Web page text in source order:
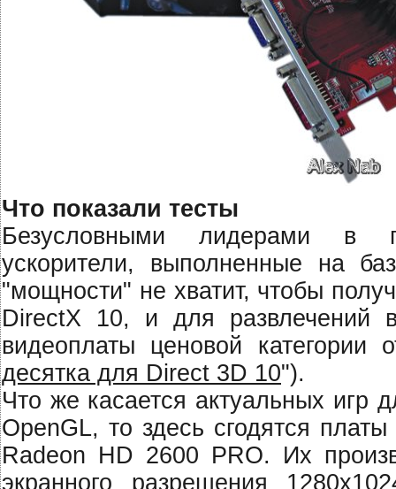
Что показали тесты
Безусловными лидерами в
ускорители, выполненные на
"мощности" не хватит, чтобы
DirectX 10, и для развлечений
видеоплаты ценовой
десятка для Direct 3D 10").
Что же касается актуальных игр
OpenGL, то здесь сгодятся
Radeon HD 2600 PRO. Их
экранного разрешения